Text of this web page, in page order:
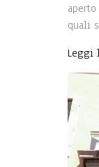
quali
Leggi